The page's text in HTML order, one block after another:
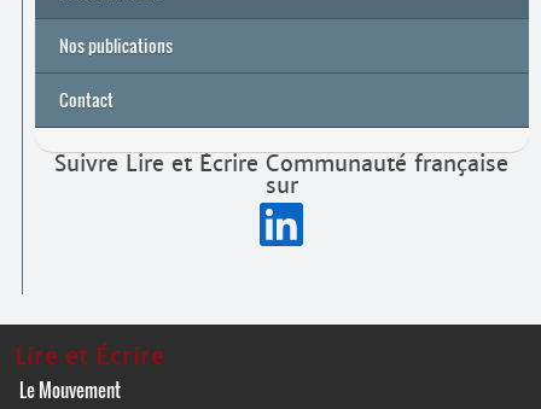
Nos publications
Contact
Suivre Lire et Écrire Communauté française
sur
Lire et Écrire
Le Mouvement